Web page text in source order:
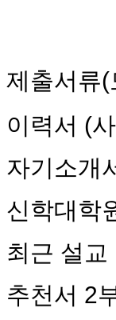
지
발
부
전
료
임
심
절
코
제출서류(
이력서 (
자기소개
신학대학
최근 설교
추천서 2